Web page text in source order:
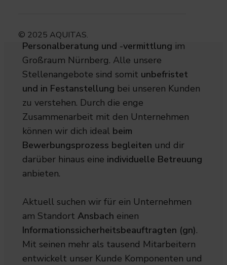
© 2025 AQUITAS.
AQUITASspezialisiert sich auf die
Personalberatung und -vermittlung im
Großraum Nürnberg. Alle unsere
Stellenangebote sind somit unbefristet
und in Festanstellung bei unseren Kunden
zu verstehen. Durch die enge
Zusammenarbeit mit den Unternehmen
können wir dich ideal beim
Bewerbungsprozess begleiten und dir
darüber hinaus eine individuelle Betreuung
anbieten.
Aktuell suchen wir für ein Unternehmen
am Standort Ansbach einen
Informationssicherheitsbeauftragten (gn).
Mit seinen mehr als tausend Mitarbeitern
entwickelt unser Kunde Komponenten und